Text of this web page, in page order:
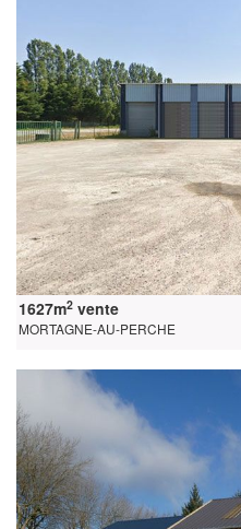
1627m2 vente
MORTAGNE-AU-PERCHE